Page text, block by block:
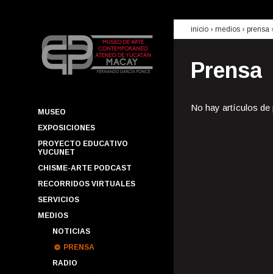
MUSEO
EXPOSICIONES
PROYECTO EDUCATIVO
YUCUNET
CHISME-ARTE PODCAST
RECORRIDOS VIRTUALES
SERVICIOS
MEDIOS
NOTICIAS
PRENSA
RADIO
inicio › medios › prensa
Prensa
No hay artículos de